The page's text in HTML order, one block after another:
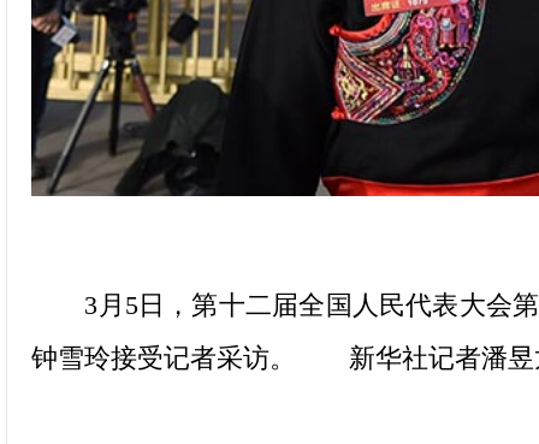
3月5日，第十二届全国人民代表大会第
钟雪玲接受记者采访。 新华社记者潘昱